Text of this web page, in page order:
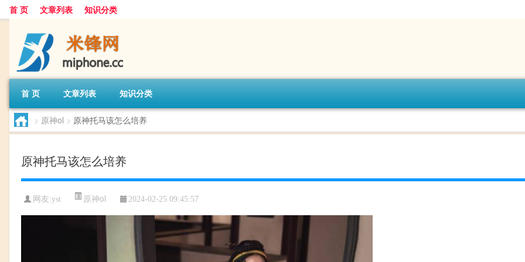
首 页 文章列表 知识分类
首 页 文章列表 知识分类
> 原神ol > 原神托马该怎么培养
原神托马该怎么培养
网友:yst 原神ol 2024-02-25 09:45:57